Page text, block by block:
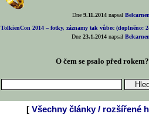
Dne9.11.2014 napsal
TolkienCon 2014 – fotky, záznamy tak vůbec (doplněno:
Dne23.1.2014 napsal
O čem se psalo před rokem?
[ Všechny články / rozšířené